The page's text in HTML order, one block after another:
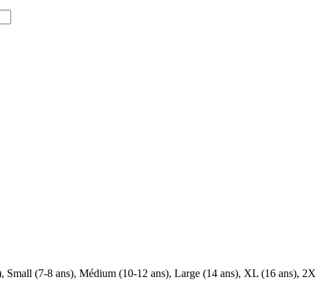
Small (7-8 ans), Médium (10-12 ans), Large (14 ans), XL (16 ans),